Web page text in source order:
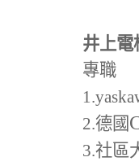
井上電
專職
2.德國
3.社區